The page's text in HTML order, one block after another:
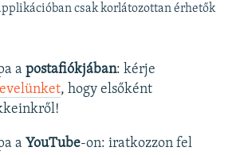
csak korlátozottan érhetők
a postafiókjában: kérje
, hogy elsőként
a YouTube-on: iratkozzon fel